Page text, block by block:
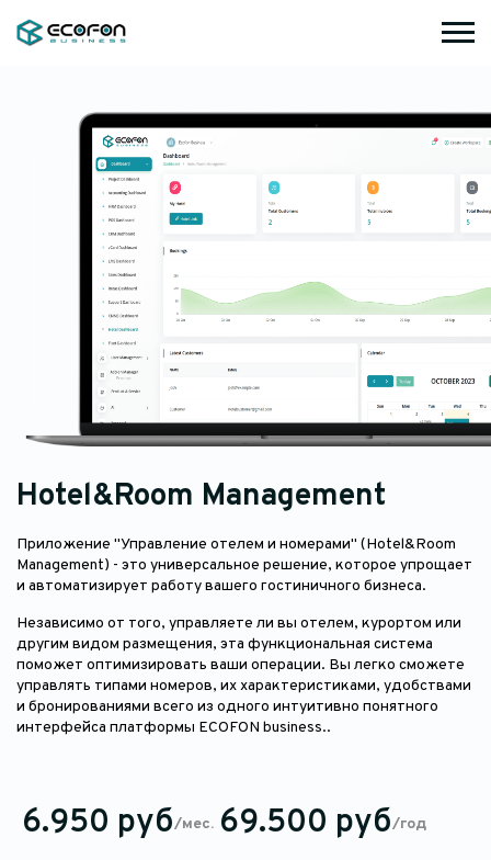
Hotel&Room Management
Приложение "Управление отелем и номерами" (Hotel&Room
Management) - это универсальное решение, которое упрощает
и автоматизирует работу вашего гостиничного бизнеса.
Независимо от того, управляете ли вы отелем, курортом или
другим видом размещения, эта функциональная система
поможет оптимизировать ваши операции. Вы легко сможете
управлять типами номеров, их характеристиками, удобствами
и бронированиями всего из одного интуитивно понятного
интерфейса платформы ECOFON business..
6.950 руб/мес. 69.500 руб/год